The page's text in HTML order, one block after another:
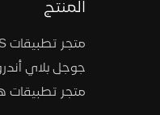
المنتج
متجر تطبيقات iOS
جوجل بلاي
متجر تطبيقات